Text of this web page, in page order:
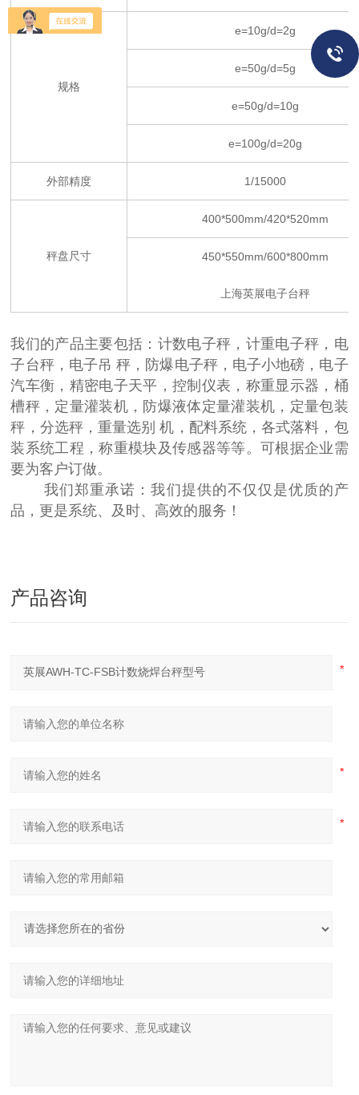
规格
e=10g/d=2g
e=50g/d=5g
e=50g/d=10g
e=100g/d=20g
外部精度 1/15000
秤盘尺寸
400*500mm/420*520mm
450*550mm/600*800mm
上海英展电子台秤
我们的产品主要包括：计数电子秤，计重电子秤，电
子台秤，电子吊 秤，防爆电子秤，电子小地磅，电子
汽车衡，精密电子天平，控制仪表，称重显示器，桶
槽秤，定量灌装机，防爆液体定量灌装机，定量包装
秤，分选秤，重量选别 机，配料系统，各式落料，包
装系统工程，称重模块及传感器等等。可根据企业需
要为客户订做。
我们郑重承诺：我们提供的不仅仅是优质的产
品，更是系统、及时、高效的服务！
产品咨询